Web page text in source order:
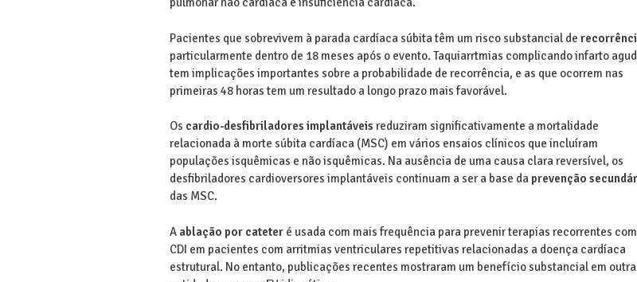
Pacientes que sobrevivem à parada cardíaca súbita têm um risco substancial de
particularmente dentro de 18 meses após o evento. Taquiarrtmias complicando infarto
tem implicações importantes sobre a probabilidade de recorrência, e as que ocorrem nas
primeiras 48 horas tem um resultado a longo prazo mais favorável.
Os cardio-desfibriladores implantáveis reduziram significativamente a mortalidade
relacionada à morte súbita cardíaca (MSC) em vários ensaios clínicos que incluíram
populações isquêmicas e não isquêmicas. Na ausência de uma causa clara reversível, os
desfibriladores cardioversores implantáveis continuam a ser a base da prevenção
das MSC.
A ablação por cateteré usada com mais frequência para prevenir terapias recorrentes com
CDI em pacientes com arritmias ventriculares repetitivas relacionadas a doença cardíaca
estrutural. No entanto, publicações recentes mostraram um benefício substancial em